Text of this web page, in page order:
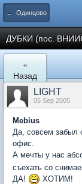
← Одинцово
ДУБКИ (пос.
«
Назад
LIGHT
05 Sep 2005
Mebius
Да, совсем забыл
офис.
А мечты у нас
съехать со
ДА!
ХОТИМ!